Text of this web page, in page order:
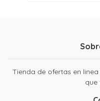
Tienda de ofertas en
que